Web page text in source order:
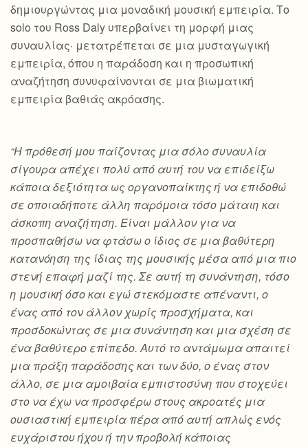
δημιουργώντας μια μοναδική μουσική εμπειρία. Το
solo του Ross Daly υπερβαίνει τη μορφή μιας
συναυλίας· μετατρέπεται σε μια μυσταγωγική
εμπειρία, όπου η παράδοση και η προσωπική
αναζήτηση συνυφαίνονται σε μια βιωματική
εμπειρία βαθιάς ακρόασης.
“Η πρόθεσή μου παίζοντας μια σόλο συναυλία
σίγουρα απέχει πολύ από αυτή του να επιδείξω
κάποια δεξιότητα ως οργανοπαίκτης ή να επιδοθώ
σε οποιαδήποτε άλλη παρόμοια τόσο μάταιη και
άσκοπη αναζήτηση. Είναι μάλλον για να
προσπαθήσω να φτάσω ο ίδιος σε μια βαθύτερη
κατανόηση της ίδιας της μουσικής μέσα από μια πιο
στενή επαφή μαζί της. Σε αυτή τη συνάντηση, τόσο
η μουσική όσο και εγώ στεκόμαστε απέναντι, ο
ένας από τον άλλον χωρίς προσχήματα, και
προσδοκώντας σε μια συνάντηση και μια σχέση σε
ένα βαθύτερο επίπεδο. Αυτό το αντάμωμα απαιτεί
μια πράξη παράδοσης και των δύο, ο ένας στον
άλλο, σε μια αμοιβαία εμπιστοσύνη που στοχεύει
στο να έχω να προσφέρω στους ακροατές μια
ουσιαστική εμπειρία πέρα από αυτή απλώς ενός
ευχάριστου ήχου ή την προβολή κάποιας